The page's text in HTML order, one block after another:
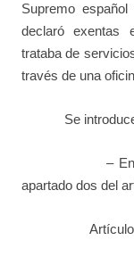
Supremo
declaró exentas
trataba de
través de una
Se
– En
apartado dos del